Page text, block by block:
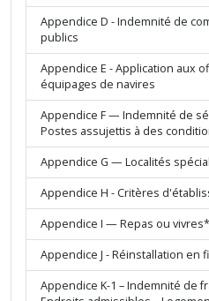
Appendice D - Indemnité de
publics
Appendice E - Application aux
équipages de navires
Appendice F — Indemnité de
Postes assujettis à des
Appendice G — Localités
Appendice H - Critères
Appendice I — Repas ou vivres*
Appendice J - Réinstallation en
Appendice K-1 – Indemnité de